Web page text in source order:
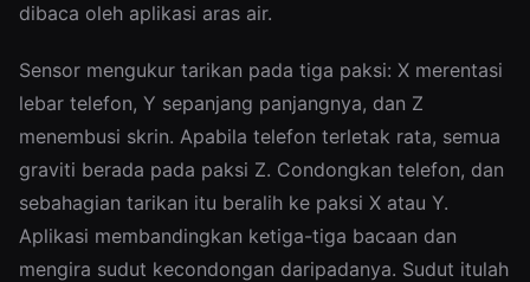
dibaca oleh aplikasi aras air.
Sensor mengukur tarikan pada tiga paksi: X merentasi
lebar telefon, Y sepanjang panjangnya, dan Z
menembusi skrin. Apabila telefon terletak rata, semua
graviti berada pada paksi Z. Condongkan telefon, dan
sebahagian tarikan itu beralih ke paksi X atau Y.
Aplikasi membandingkan ketiga-tiga bacaan dan
mengira sudut kecondongan daripadanya. Sudut itulah